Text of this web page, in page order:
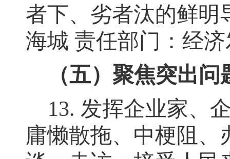
者下、劣者汰的鲜明
海城 责任部门：经
（五）聚焦突出问
13. 发挥企业家、
庸懒散拖、中梗阻、